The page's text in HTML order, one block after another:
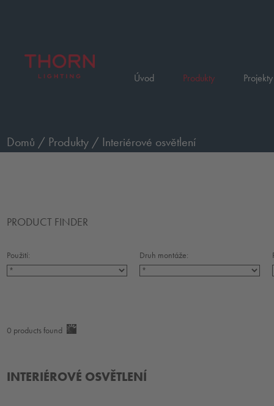
Úvod Produkty
Domů / Produkty / Interiérové osvětlení
PRODUCT FINDER
Použití: Druh montáže:
0 products found
INTERIÉROVÉ OSVĚTLENÍ